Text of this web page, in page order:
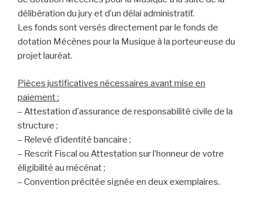
délibération du jury et d’un délai administratif.
Les fonds sont versés directement par le fonds de
dotation Mécènes pour la Musique à la porteur·euse du
projet lauréat.
Pièces justificatives nécessaires avant mise en
paiement :
– Attestation d’assurance de responsabilité civile de la
structure ;
– Relevé d’identité bancaire ;
– Rescrit Fiscal ou Attestation sur l’honneur de votre
éligibilité au mécénat ;
– Convention précitée signée en deux exemplaires.